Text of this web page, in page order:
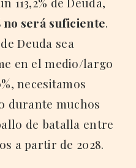
no será suficiente.
Deuda sea
en el medio/largo
necesitamos
durante muchos
de batalla entre
a partir de 2028.